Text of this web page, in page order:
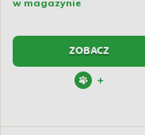
w magazynie
ZOBACZ
+